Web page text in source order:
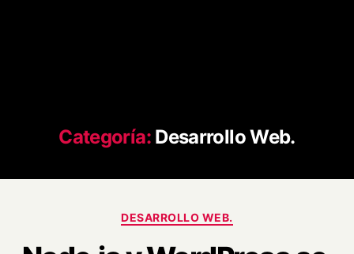
Categoría: Desarrollo Web.
DESARROLLO WEB.